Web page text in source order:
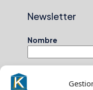
Newsletter
Nombre